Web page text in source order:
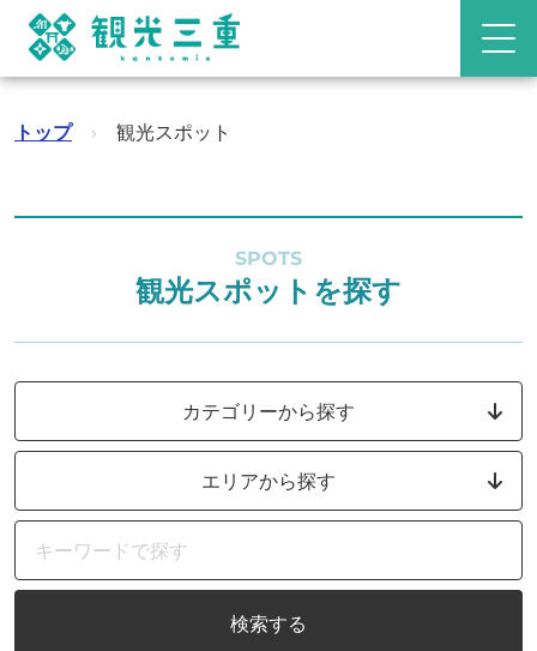
トップ › 観光スポット
SPOTS
観光スポットを探す
カテゴリーから探す
エリアから探す
検索する